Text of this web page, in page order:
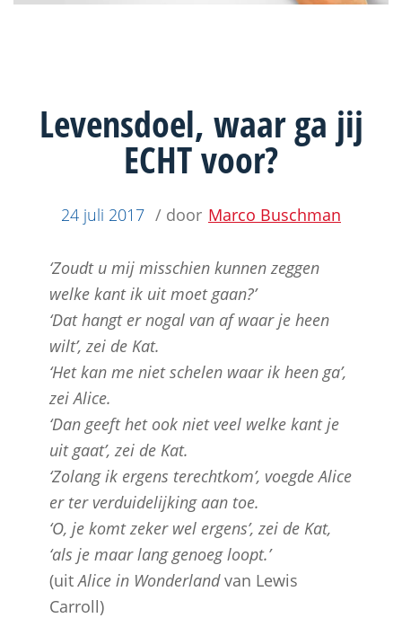
Levensdoel, waar ga jij
ECHT voor?
24 juli 2017 / door Marco Buschman
‘Zoudt u mij misschien kunnen zeggen
welke kant ik uit moet gaan?’
‘Dat hangt er nogal van af waar je heen
wilt’, zei de Kat.
‘Het kan me niet schelen waar ik heen ga’,
zei Alice.
‘Dan geeft het ook niet veel welke kant je
uit gaat’, zei de Kat.
‘Zolang ik ergens terechtkom’, voegde Alice
er ter verduidelijking aan toe.
‘O, je komt zeker wel ergens’, zei de Kat,
‘als je maar lang genoeg loopt.’
(uitAlice in Wonderlandvan Lewis
Carroll)